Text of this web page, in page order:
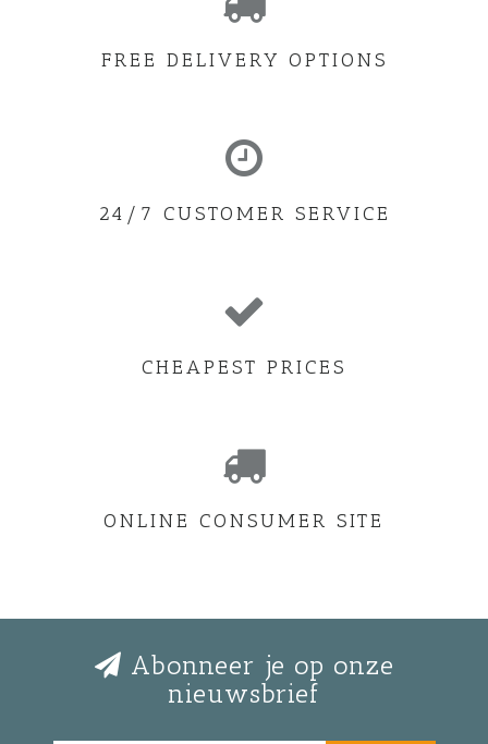
FREE DELIVERY OPTIONS
24/7 CUSTOMER SERVICE
CHEAPEST PRICES
ONLINE CONSUMER SITE
Abonneer je op onze
nieuwsbrief